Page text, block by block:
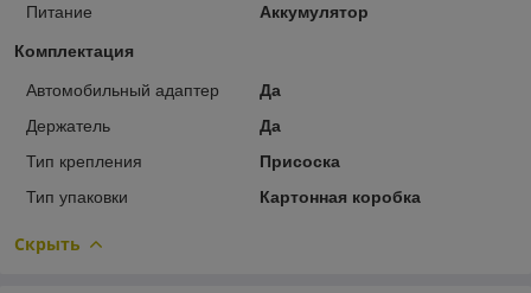
Питание
Аккумулятор
Комплектация
Автомобильный адаптер
Да
Держатель
Да
Тип крепления
Присоска
Тип упаковки
Картонная коробка
Скрыть